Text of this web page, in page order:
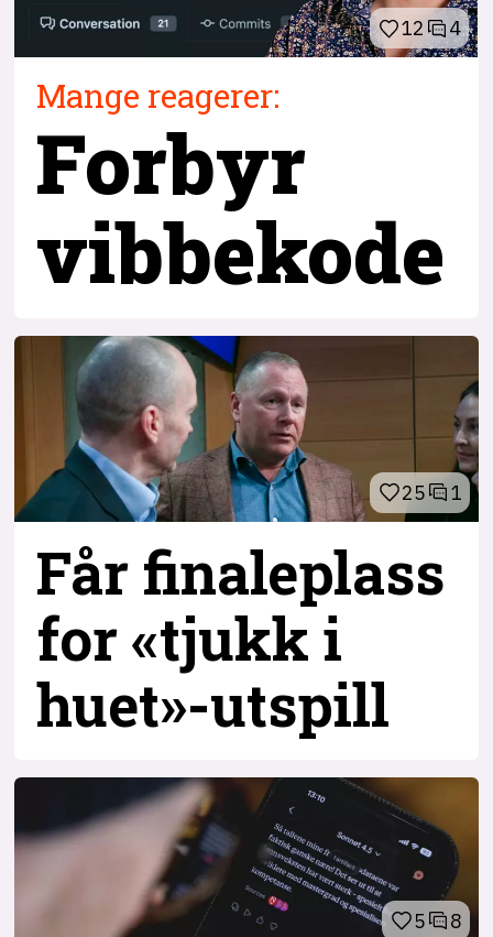
12 4
Mange reagerer:
Forbyr
vibbekode
25 1
Får finaleplass
for «tjukk i
huet»-utspill
5 8